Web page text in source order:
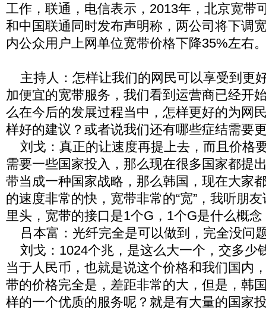
工作，联通，电信表示，2013年，北京宽带
和中国联通同时发布声明称，两公司将下调
内公众用户上网单位宽带价格下降35%左右
主持人：怎样让我们的网民可以享受到更
加便宜的宽带服务，我们看到运营商已经开
么在今后的发展过程当中，怎样更好的为网
样好的建议？或者说我们还有哪些症结需要
刘戈：真正的让速度再提上去，而且价格
需要一些国家投入，那么现在很多国家都提
带当成一种国家战略，那么韩国，现在大家
的速度非常的快，宽带非常的“宽”，我听朋
里头，宽带的接口是1个G，1个G是什么概念
吕本富：光纤完全是可以做到，完全没问
刘戈：1024个兆，是这么大一个，交多少
当于人民币，也就是说这个价格和我们国内
带的价格完全是，差距非常的大，但是，韩
样的一个优质的服务呢？就是有大量的国家